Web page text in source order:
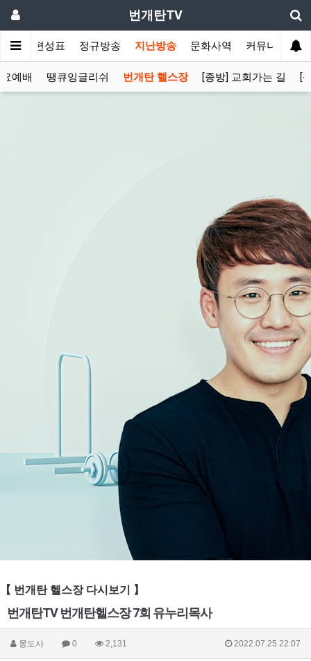
번개탄TV
주간 편성표 정규방송 지난방송 문화사역 커뮤니티
예배 땡큐잉글리쉬 번개탄 헬스장 [종방] 교회가는 길 [
【 번개탄 헬스장다시보기 】
번개탄TV 번개탄헬스장 7회 유누리목사
몽도사 0 2,131 2022.07.25 22:07